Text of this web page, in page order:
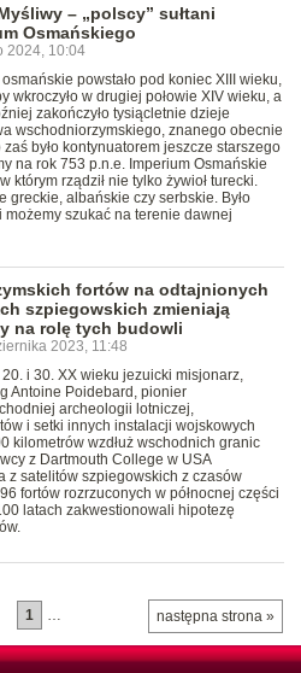
– „polscy” sułtani
Osmańskiego
2024, 10:04
osmańskie powstało pod koniec XIII wieku,
wkroczyło w drugiej połowie XIV wieku, a
zakończyło tysiącletnie dzieje
wschodniorzymskiego, znanego obecnie
było kontynuatorem jeszcze starszego
na rok 753 p.n.e. Imperium Osmańskie
którym rządził nie tylko żywioł turecki.
greckie, albańskie czy serbskie. Było
szukać na terenie dawnej
fortów na odtajnionych
szpiegowskich zmieniają
na rolę tych budowli
2023, 11:48
i 30. XX wieku jezuicki misjonarz,
Antoine Poidebard, pionier
archeologii lotniczej,
i setki innych instalacji wojskowych
kilometrów wzdłuż wschodnich granic
z Dartmouth College w USA
satelitów szpiegowskich z czasów
fortów rozrzuconych w północnej części
latach zakwestionowali hipotezę
następna strona »
1 …